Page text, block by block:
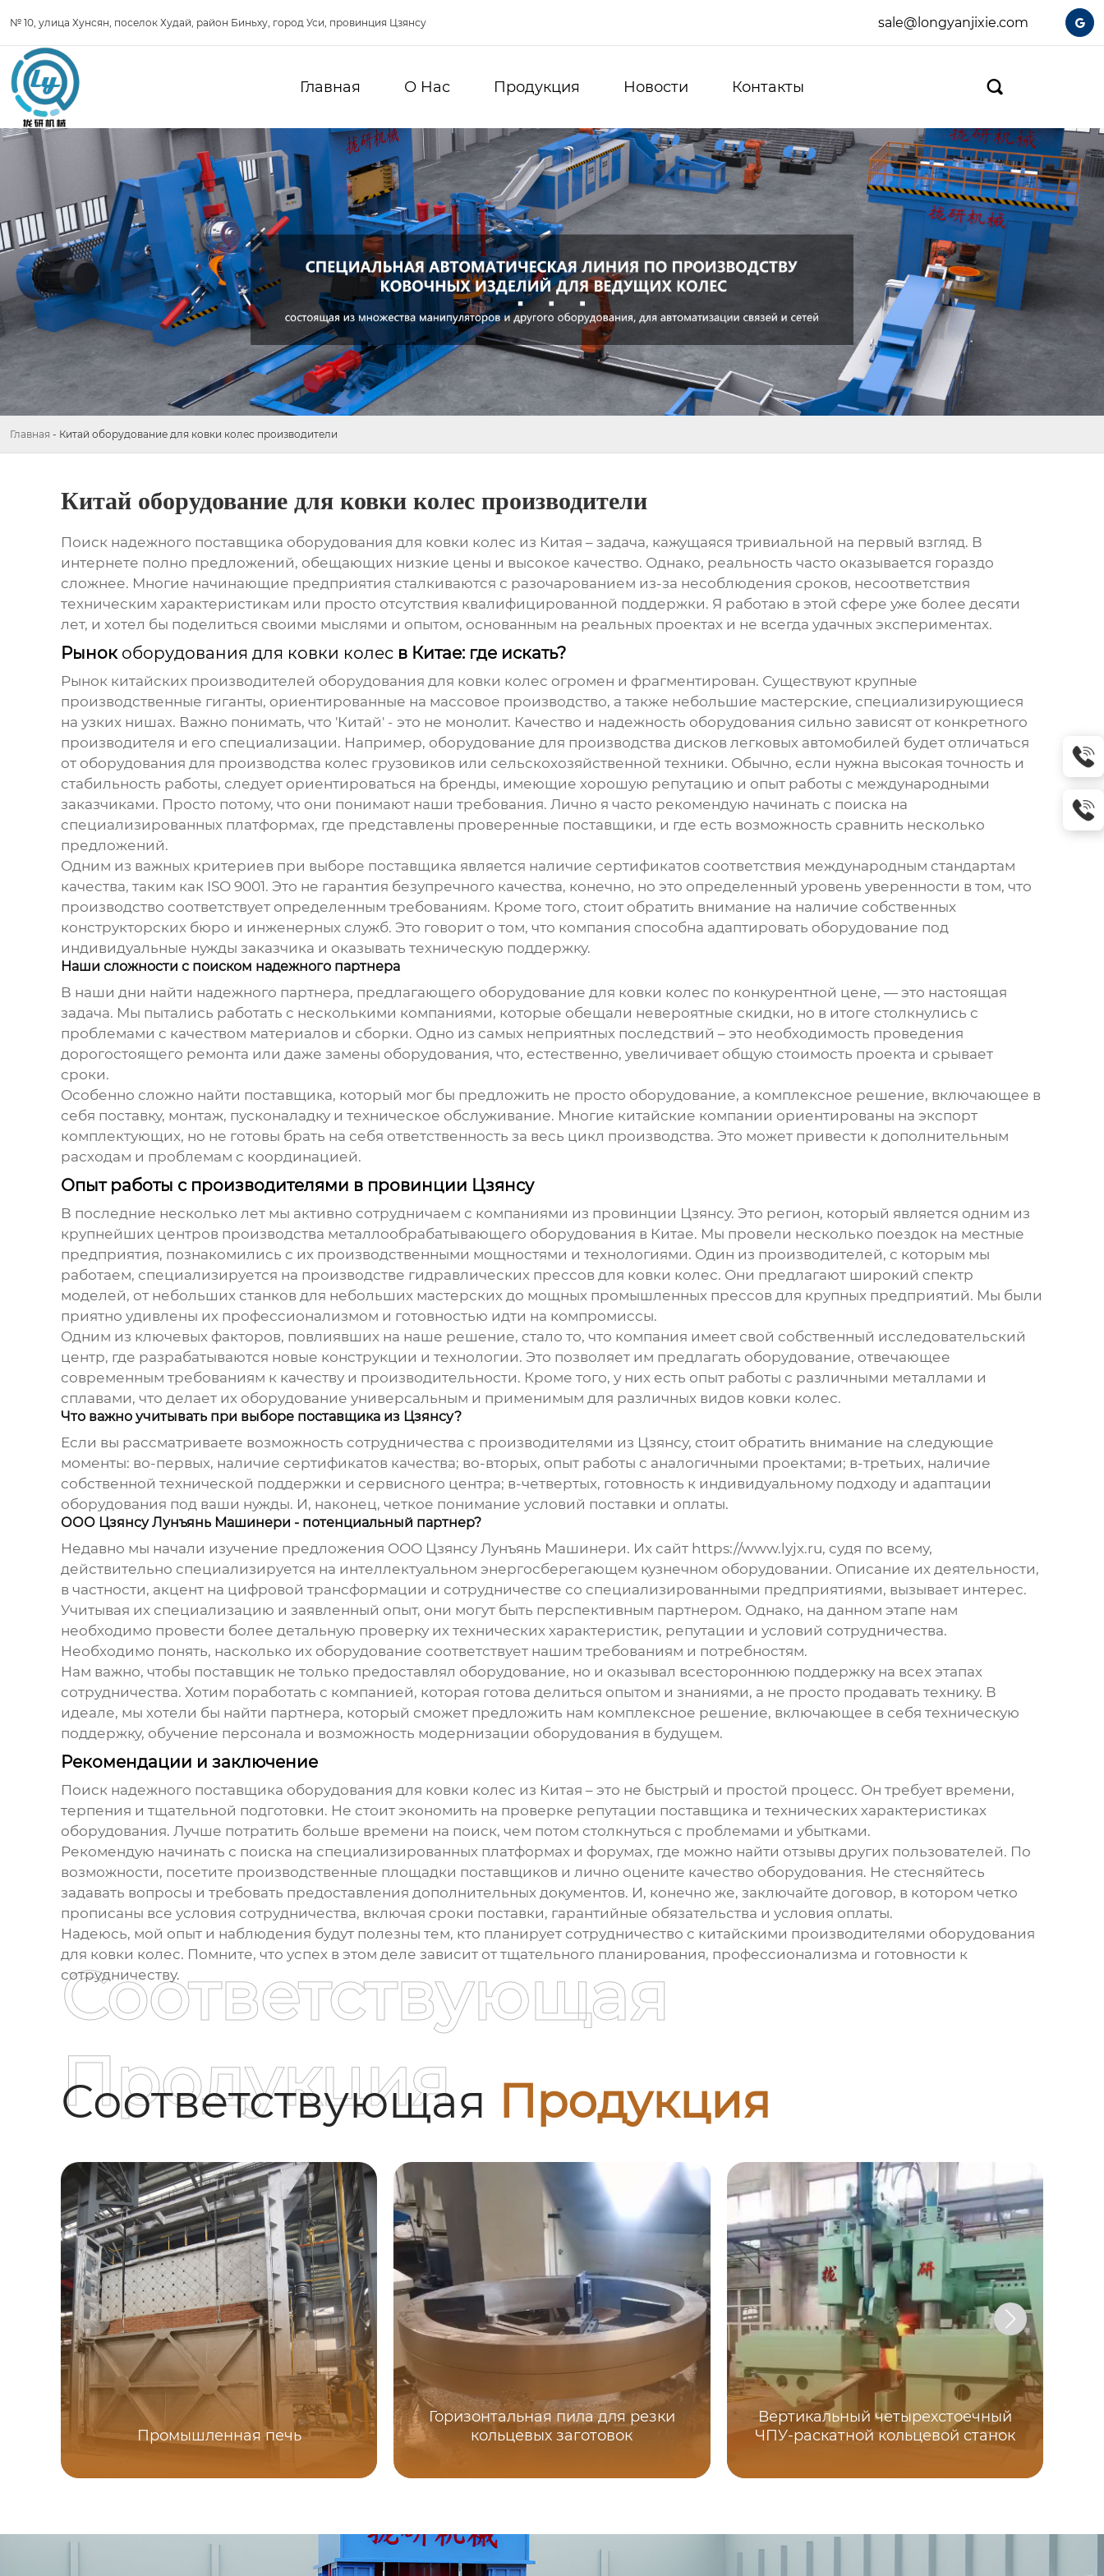
№ 10, улица Хунсян, поселок Худай, район Биньху, город Уси, провинция Цзянсу sale@longyanjixie.com 
Главная О Hас Продукция Новости Контакты 
Главная - Китай оборудование для ковки колес производители
Китай оборудование для ковки колес производители
Поиск надежного поставщика оборудования для ковки колес из Китая – задача, кажущаяся тривиальной на первый взгляд. В
интернете полно предложений, обещающих низкие цены и высокое качество. Однако, реальность часто оказывается гораздо
сложнее. Многие начинающие предприятия сталкиваются с разочарованием из-за несоблюдения сроков, несоответствия
техническим характеристикам или просто отсутствия квалифицированной поддержки. Я работаю в этой сфере уже более десяти
лет, и хотел бы поделиться своими мыслями и опытом, основанным на реальных проектах и не всегда удачных экспериментах.
Рынок оборудования для ковки колесв Китае: где искать?
Рынок китайских производителей оборудования для ковки колес огромен и фрагментирован. Существуют крупные
производственные гиганты, ориентированные на массовое производство, а также небольшие мастерские, специализирующиеся
на узких нишах. Важно понимать, что 'Китай' - это не монолит. Качество и надежность оборудования сильно зависят от конкретного
производителя и его специализации. Например, оборудование для производства дисков легковых автомобилей будет отличаться
от оборудования для производства колес грузовиков или сельскохозяйственной техники. Обычно, если нужна высокая точность и
стабильность работы, следует ориентироваться на бренды, имеющие хорошую репутацию и опыт работы с международными
заказчиками. Просто потому, что они понимают наши требования. Лично я часто рекомендую начинать с поиска на
специализированных платформах, где представлены проверенные поставщики, и где есть возможность сравнить несколько
предложений.
Одним из важных критериев при выборе поставщика является наличие сертификатов соответствия международным стандартам
качества, таким как ISO 9001. Это не гарантия безупречного качества, конечно, но это определенный уровень уверенности в том, что
производство соответствует определенным требованиям. Кроме того, стоит обратить внимание на наличие собственных
конструкторских бюро и инженерных служб. Это говорит о том, что компания способна адаптировать оборудование под
индивидуальные нужды заказчика и оказывать техническую поддержку.
Наши сложности с поиском надежного партнера
В наши дни найти надежного партнера, предлагающего оборудование для ковки колес по конкурентной цене, — это настоящая
задача. Мы пытались работать с несколькими компаниями, которые обещали невероятные скидки, но в итоге столкнулись с
проблемами с качеством материалов и сборки. Одно из самых неприятных последствий – это необходимость проведения
дорогостоящего ремонта или даже замены оборудования, что, естественно, увеличивает общую стоимость проекта и срывает
сроки.
Особенно сложно найти поставщика, который мог бы предложить не просто оборудование, а комплексное решение, включающее в
себя поставку, монтаж, пусконаладку и техническое обслуживание. Многие китайские компании ориентированы на экспорт
комплектующих, но не готовы брать на себя ответственность за весь цикл производства. Это может привести к дополнительным
расходам и проблемам с координацией.
Опыт работы с производителями в провинции Цзянсу
В последние несколько лет мы активно сотрудничаем с компаниями из провинции Цзянсу. Это регион, который является одним из
крупнейших центров производства металлообрабатывающего оборудования в Китае. Мы провели несколько поездок на местные
предприятия, познакомились с их производственными мощностями и технологиями. Один из производителей, с которым мы
работаем, специализируется на производстве гидравлических прессов для ковки колес. Они предлагают широкий спектр
моделей, от небольших станков для небольших мастерских до мощных промышленных прессов для крупных предприятий. Мы были
приятно удивлены их профессионализмом и готовностью идти на компромиссы.
Одним из ключевых факторов, повлиявших на наше решение, стало то, что компания имеет свой собственный исследовательский
центр, где разрабатываются новые конструкции и технологии. Это позволяет им предлагать оборудование, отвечающее
современным требованиям к качеству и производительности. Кроме того, у них есть опыт работы с различными металлами и
сплавами, что делает их оборудование универсальным и применимым для различных видов ковки колес.
Что важно учитывать при выборе поставщика из Цзянсу?
Если вы рассматриваете возможность сотрудничества с производителями из Цзянсу, стоит обратить внимание на следующие
моменты: во-первых, наличие сертификатов качества; во-вторых, опыт работы с аналогичными проектами; в-третьих, наличие
собственной технической поддержки и сервисного центра; в-четвертых, готовность к индивидуальному подходу и адаптации
оборудования под ваши нужды. И, наконец, четкое понимание условий поставки и оплаты.
ООО Цзянсу Лунъянь Машинери - потенциальный партнер?
Недавно мы начали изучение предложения ООО Цзянсу Лунъянь Машинери. Их сайт https://www.lyjx.ru, судя по всему,
действительно специализируется на интеллектуальном энергосберегающем кузнечном оборудовании. Описание их деятельности,
в частности, акцент на цифровой трансформации и сотрудничестве со специализированными предприятиями, вызывает интерес.
Учитывая их специализацию и заявленный опыт, они могут быть перспективным партнером. Однако, на данном этапе нам
необходимо провести более детальную проверку их технических характеристик, репутации и условий сотрудничества.
Необходимо понять, насколько их оборудование соответствует нашим требованиям и потребностям.
Нам важно, чтобы поставщик не только предоставлял оборудование, но и оказывал всестороннюю поддержку на всех этапах
сотрудничества. Хотим поработать с компанией, которая готова делиться опытом и знаниями, а не просто продавать технику. В
идеале, мы хотели бы найти партнера, который сможет предложить нам комплексное решение, включающее в себя техническую
поддержку, обучение персонала и возможность модернизации оборудования в будущем.
Рекомендации и заключение
Поиск надежного поставщика оборудования для ковки колес из Китая – это не быстрый и простой процесс. Он требует времени,
терпения и тщательной подготовки. Не стоит экономить на проверке репутации поставщика и технических характеристиках
оборудования. Лучше потратить больше времени на поиск, чем потом столкнуться с проблемами и убытками.
Рекомендую начинать с поиска на специализированных платформах и форумах, где можно найти отзывы других пользователей. По
возможности, посетите производственные площадки поставщиков и лично оцените качество оборудования. Не стесняйтесь
задавать вопросы и требовать предоставления дополнительных документов. И, конечно же, заключайте договор, в котором четко
прописаны все условия сотрудничества, включая сроки поставки, гарантийные обязательства и условия оплаты.
Надеюсь, мой опыт и наблюдения будут полезны тем, кто планирует сотрудничество с китайскими производителями оборудования
для ковки колес. Помните, что успех в этом деле зависит от тщательного планирования, профессионализма и готовности к
сотрудничеству.
Соответствующая Продукция
Соответствующая
Продукция
Промышленная печь
Горизонтальная пила для резки
кольцевых заготовок
Вертикальный четырехстоечный
ЧПУ-раскатной кольцевой станок